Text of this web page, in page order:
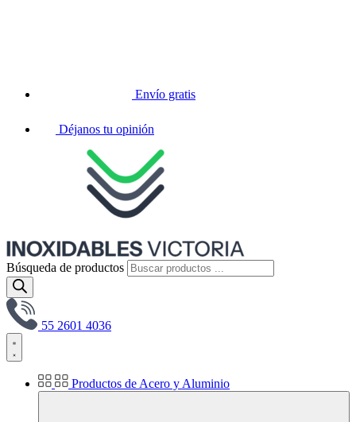
Envío gratis
Déjanos tu opinión
Búsqueda de productos
55 2601 4036
Productos de Acero y Aluminio